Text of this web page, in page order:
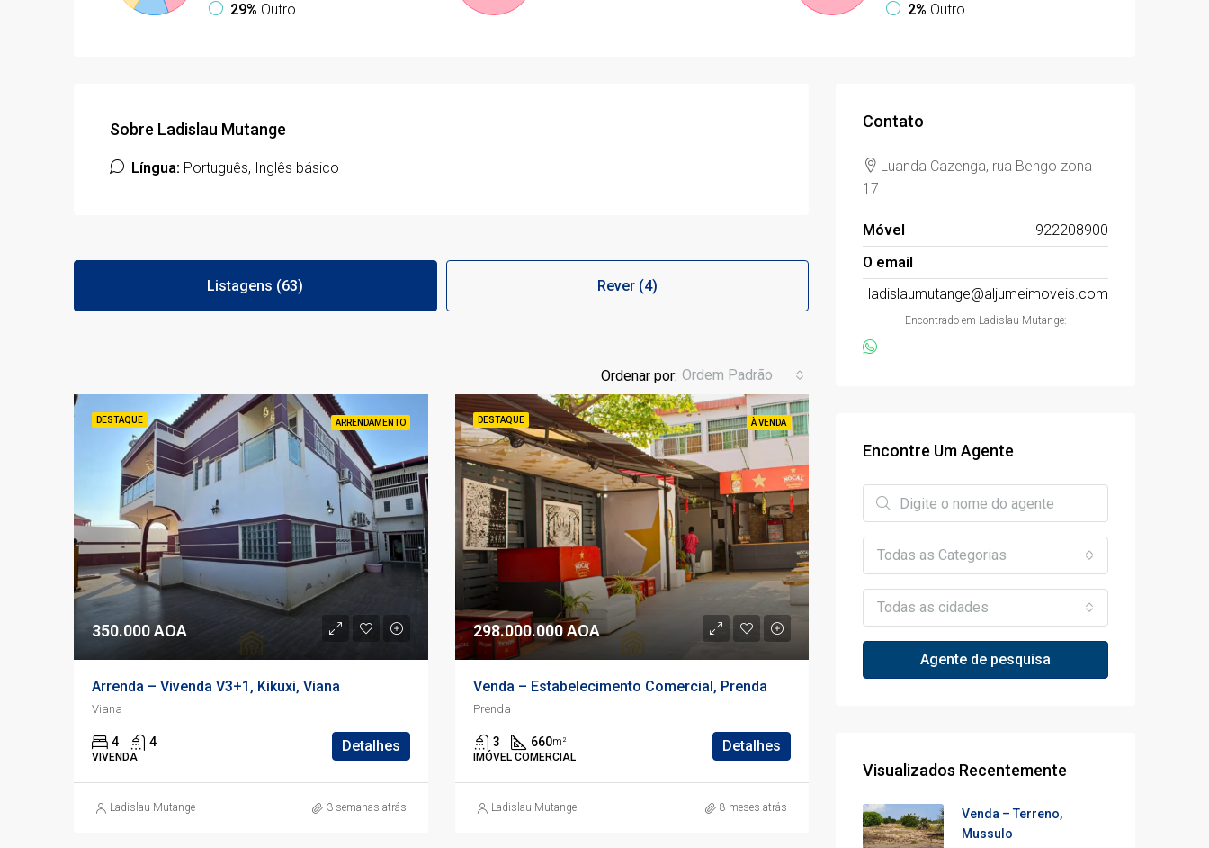
29% Outro
2% Outro
Sobre Ladislau Mutange
Língua: Português, Inglês básico
Listagens (63) Rever (4)
Ordenar por: Ordem Padrão
DESTAQUE ARRENDAMENTO
350.000 AOA
Arrenda – Vivenda V3+1, Kikuxi, Viana
Viana
4 4
VIVENDA
Detalhes
Ladislau Mutange 3 semanas atrás
DESTAQUE À VENDA
298.000.000 AOA
Venda – Estabelecimento Comercial, Prenda
Prenda
3 660m²
IMÓVEL COMERCIAL
Detalhes
Ladislau Mutange 8 meses atrás
Contato
Luanda Cazenga, rua Bengo zona
17
Móvel
922208900
O email
ladislaumutange@aljumeimoveis.com
Encontrado em Ladislau Mutange:
Encontre Um Agente
Todas as Categorias
Todas as cidades
Agente de pesquisa
Visualizados Recentemente
Venda – Terreno,
Mussulo